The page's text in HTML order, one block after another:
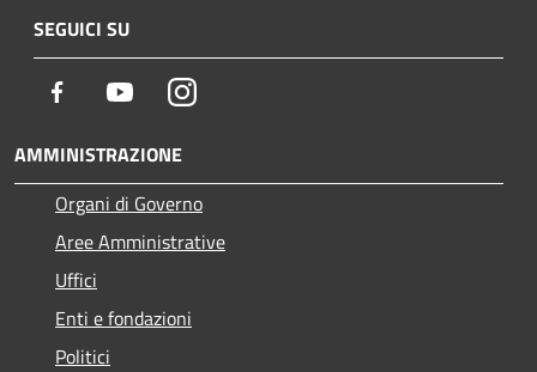
SEGUICI SU
Facebook YoutubeInstagram
AMMINISTRAZIONE
Organi di Governo
Aree Amministrative
Uffici
Enti e fondazioni
Politici